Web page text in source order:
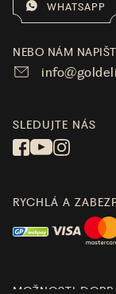
WHATSAPP
NEBO NÁM
SLEDUJTE NÁS
RYCHLÁ A
MOŽNOSTI